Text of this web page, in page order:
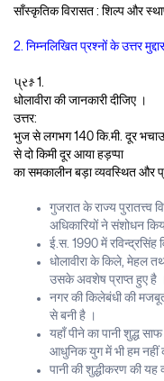
2. निम्नलिखित प्रश्नों के उत्तर
પ્રશ્ન 1.
धोलावीरा की जानकारी दीजिए ।
उत्तर:
भुज से लगभग 140 कि.मी. दूर
से दो किमी दूर आया हड़प्पा
का समकालीन बड़ा व्यवस्थित और
गुजरात के राज्य पुरातत्त्व
अधिकारियों ने संशोधन
ई.स. 1990 में
धोलावीरा के किले, मेहल
उसके अवशेष प्राप्त हुए है ।
नगर की किलेबंधी की
से बनी है ।
यहाँ पीने का पानी शुद्ध
आधुनिक युग में भी हम
पानी की शुद्धीकरण की यह